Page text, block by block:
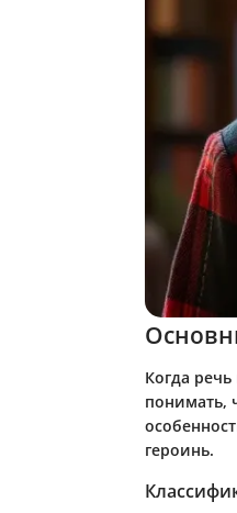
Когда
понимать,
героинь.